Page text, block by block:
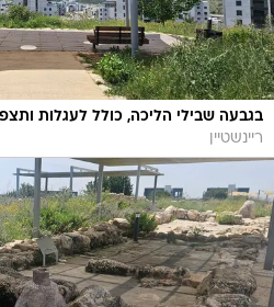
בגבעה שבילי הליכה, כולל לעגלות
ריינשטיין